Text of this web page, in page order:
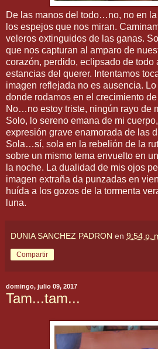
De las manos del todo…no, no en
los espejos que nos miran.
veleros extinguidos de las ganas.
que nos capturan al amparo de
corazón, perdido, eclipsado de todo
estancias del querer. Intentamos
imagen reflejada no es ausencia.
donde rodamos en el crecimiento
No…no estoy triste, ningún rayo de
Solo, lo sereno emana de mi
expresión grave enamorada de las
Sola…sí, sola en la rebelión de la
sobre un mismo tema envuelto en
la noche. La dualidad de mis ojos
imagen extraña da punzadas en
huída a los gozos de la tormenta
luna.
DUNIA SANCHEZ PADRON en 9:54 p.
Compartir
domingo, julio 09, 2017
Tam...tam...